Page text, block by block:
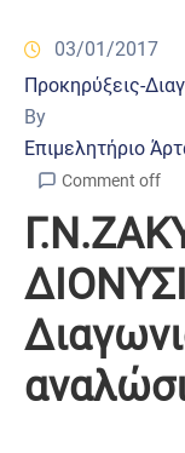
03/01/2017
Προκηρύξεις-
By
Επιμελητήριο
Comment off